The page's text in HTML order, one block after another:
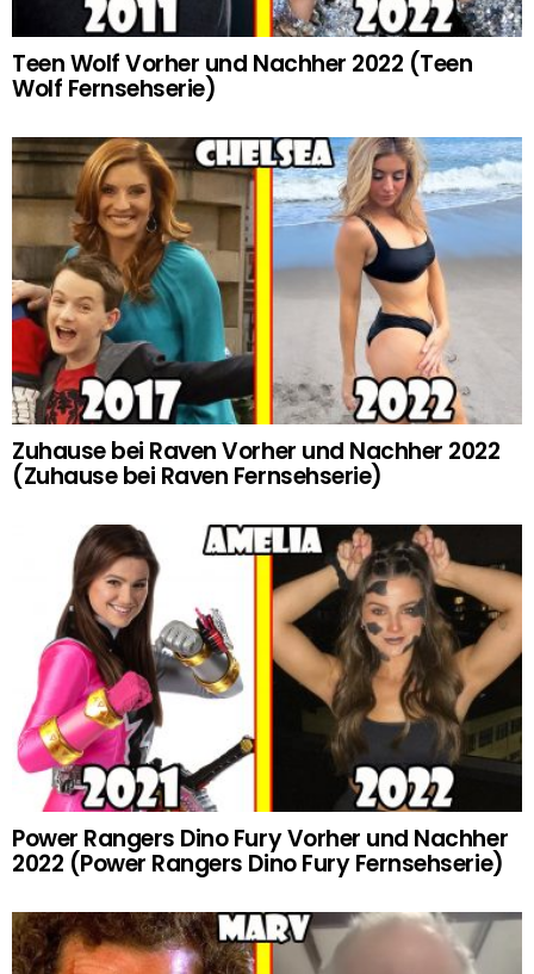
Teen Wolf Vorher und Nachher 2022 (Teen
Wolf Fernsehserie)
Zuhause bei Raven Vorher und Nachher 2022
(Zuhause bei Raven Fernsehserie)
Power Rangers Dino Fury Vorher und Nachher
2022 (Power Rangers Dino Fury Fernsehserie)